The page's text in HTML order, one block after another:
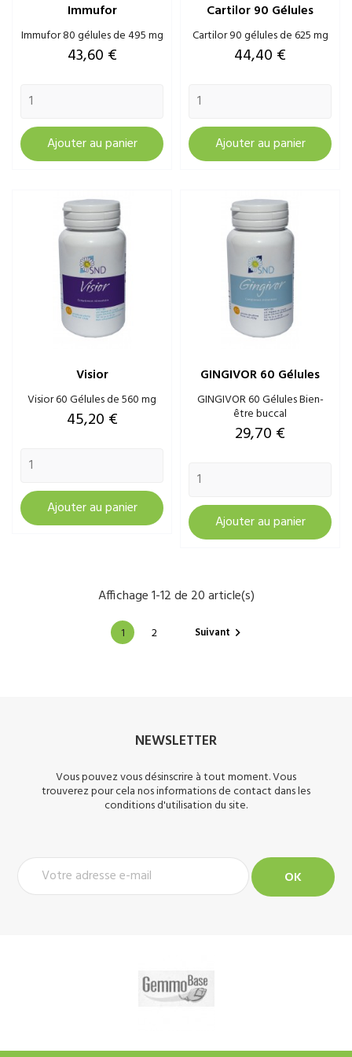
Immufor
Immufor 80 gélules de 495 mg
Prix
43,60 €
Ajouter au panier
Cartilor 90 Gélules
Cartilor 90 gélules de 625 mg
Prix
44,40 €
Ajouter au panier
Visior
Visior 60 Gélules de 560 mg
Prix
45,20 €
Ajouter au panier
GINGIVOR 60 Gélules
GINGIVOR 60 Gélules Bien-
être buccal
Prix
29,70 €
Ajouter au panier
Affichage 1-12 de 20 article(s)
1 2 Suivant 
NEWSLETTER
Vous pouvez vous désinscrire à tout moment. Vous
trouverez pour cela nos informations de contact dans les
conditions d'utilisation du site.